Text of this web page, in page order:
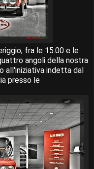
fra le 15.00 e le
angoli della nostra
all'iniziativa indetta dal
presso le